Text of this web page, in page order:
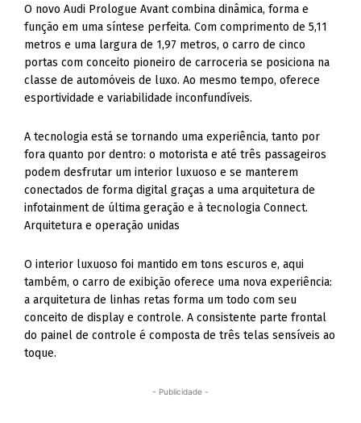
O novo Audi Prologue Avant combina dinâmica, forma e
função em uma síntese perfeita. Com comprimento de 5,11
metros e uma largura de 1,97 metros, o carro de cinco
portas com conceito pioneiro de carroceria se posiciona na
classe de automóveis de luxo. Ao mesmo tempo, oferece
esportividade e variabilidade inconfundíveis.
A tecnologia está se tornando uma experiência, tanto por
fora quanto por dentro: o motorista e até três passageiros
podem desfrutar um interior luxuoso e se manterem
conectados de forma digital graças a uma arquitetura de
infotainment de última geração e à tecnologia Connect.
Arquitetura e operação unidas
O interior luxuoso foi mantido em tons escuros e, aqui
também, o carro de exibição oferece uma nova experiência:
a arquitetura de linhas retas forma um todo com seu
conceito de display e controle. A consistente parte frontal
do painel de controle é composta de três telas sensíveis ao
toque.
- Publicidade -